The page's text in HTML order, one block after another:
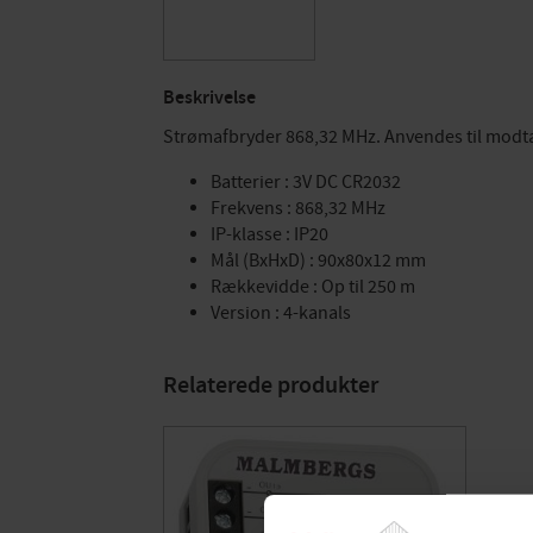
Beskrivelse
Strømafbryder 868,32 MHz. Anvendes til
Batterier : 3V DC CR2032
Frekvens : 868,32 MHz
IP-klasse : IP20
Mål (BxHxD) : 90x80x12 mm
Rækkevidde : Op til 250 m
Version : 4-kanals
Relaterede produkter